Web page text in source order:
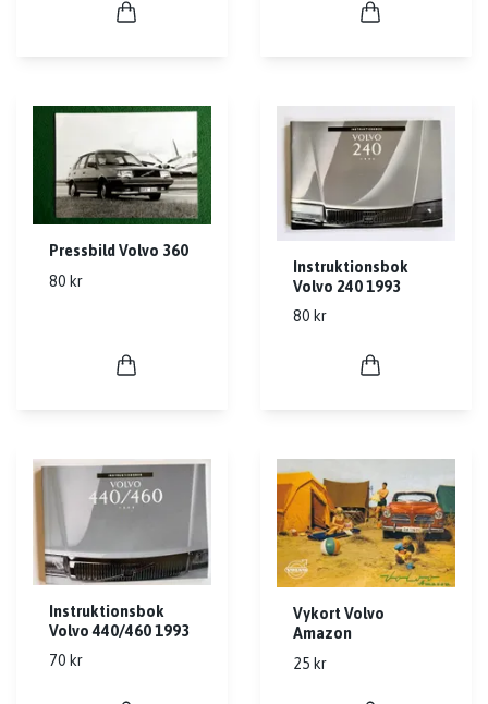
Pressbild Volvo 360
80 kr
Instruktionsbok
Volvo 240 1993
80 kr
Instruktionsbok
Volvo 440/460 1993
70 kr
Vykort Volvo
Amazon
25 kr